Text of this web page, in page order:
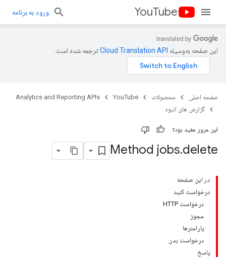
YouTube ورود به برنامه
این صفحه به‌وسیله ترجمه شده است.
صفحه اصلی محصولات YouTube
Analytics and Reporting APIs
گزارش های انبوه
این مرور مفید بود؟
Method jobs.delete
در این صفحه
درخواست کنید
درخواست HTTP
مجوز
پارامترها
درخواست بدن
پاسخ